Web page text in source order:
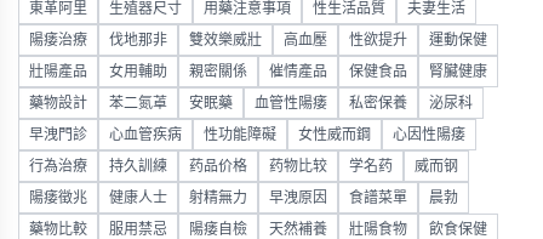
東革阿里 生殖器尺寸 用藥注意事項 性生活品質 夫妻生活
陽痿治療 伐地那非 雙效樂威壯 高血壓 性欲提升 運動保健
壯陽產品 女用輔助 親密關係 催情產品 保健食品 腎臟健康
藥物設計 苯二氮䓬 安眠藥 血管性陽痿 私密保養 泌尿科
早洩門診 心血管疾病 性功能障礙 女性威而鋼 心因性陽痿
行為治療 持久訓練 药品价格 药物比较 学名药 威而钢
陽痿徵兆 健康人士 射精無力 早洩原因 食譜菜單 晨勃
藥物比較 服用禁忌 陽痿自檢 天然補養 壯陽食物 飲食保健